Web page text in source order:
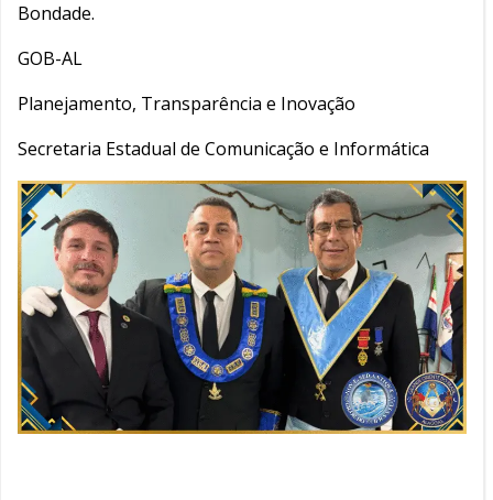
Bondade.
GOB-AL
Planejamento, Transparência e Inovação
Secretaria Estadual de Comunicação e Informática